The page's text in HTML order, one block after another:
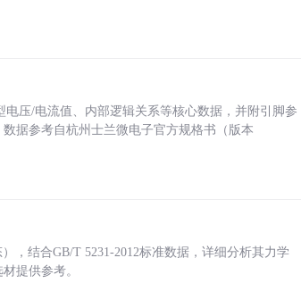
压/电流值、内部逻辑关系等核心数据，并附引脚参
据参考自杭州士兰微电子官方规格书（版本
，结合GB/T 5231-2012标准数据，详细分析其力学
提供参考。